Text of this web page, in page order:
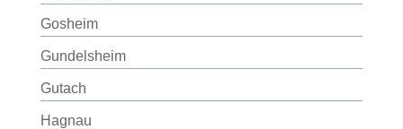
Gosheim
Gundelsheim
Gutach
Hagnau